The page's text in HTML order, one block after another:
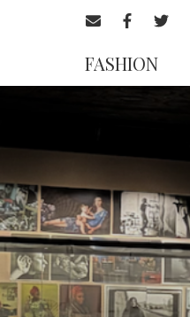
FASHION